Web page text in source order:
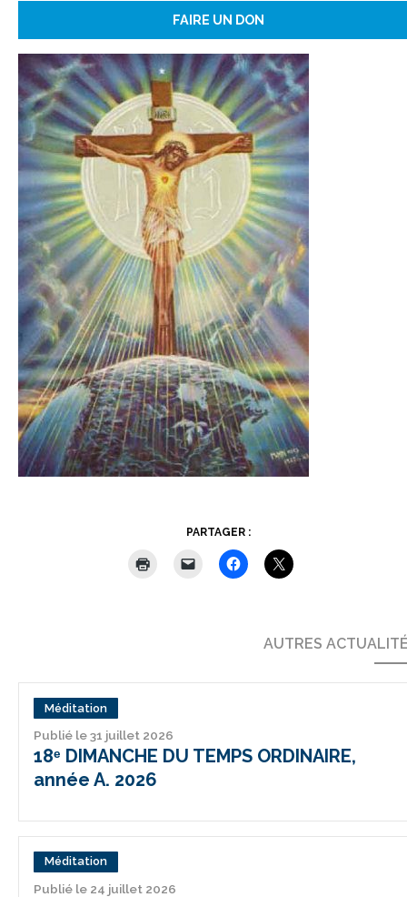
FAIRE UN DON
PARTAGER :
AUTRES
Méditation
Publié le 31 juillet 2026
18ᵉ DIMANCHE DU TEMPS ORDINAIRE,
année A. 2026
Méditation
Publié le 24 juillet 2026